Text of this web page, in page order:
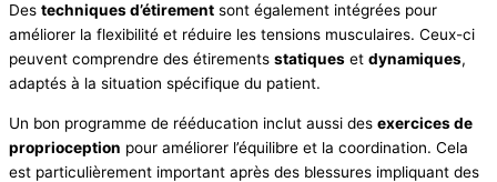
Des techniques d’étirement sont également intégrées pour
améliorer la flexibilité et réduire les tensions musculaires. Ceux-ci
peuvent comprendre des étirements statiques et dynamiques,
adaptés à la situation spécifique du patient.
Un bon programme de rééducation inclut aussi des exercices de
proprioception pour améliorer l’équilibre et la coordination. Cela
est particulièrement important après des blessures impliquant des